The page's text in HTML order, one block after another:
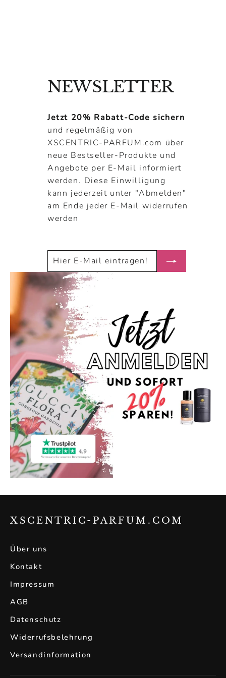
NEWSLETTER
Jetzt 20% Rabatt-Code sichern
und regelmäßig von
XSCENTRIC-PARFUM.com über
neue Bestseller-Produkte und
Angebote per E-Mail informiert
werden. Diese Einwilligung
kann jederzeit unter "Abmelden"
am Ende jeder E-Mail widerrufen
werden
HIER
E-
EINTRAGEN!
ABONNIEREN
XSCENTRIC-PARFUM.COM
Über uns
Kontakt
Impressum
AGB
Datenschutz
Widerrufsbelehrung
Versandinformation